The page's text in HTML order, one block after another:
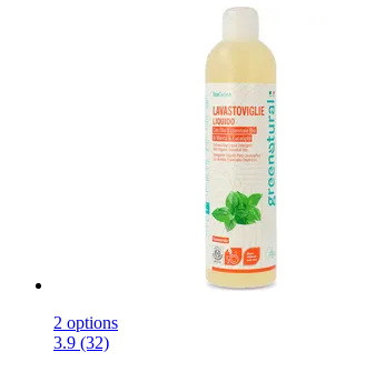
2 options
3.9 (32)